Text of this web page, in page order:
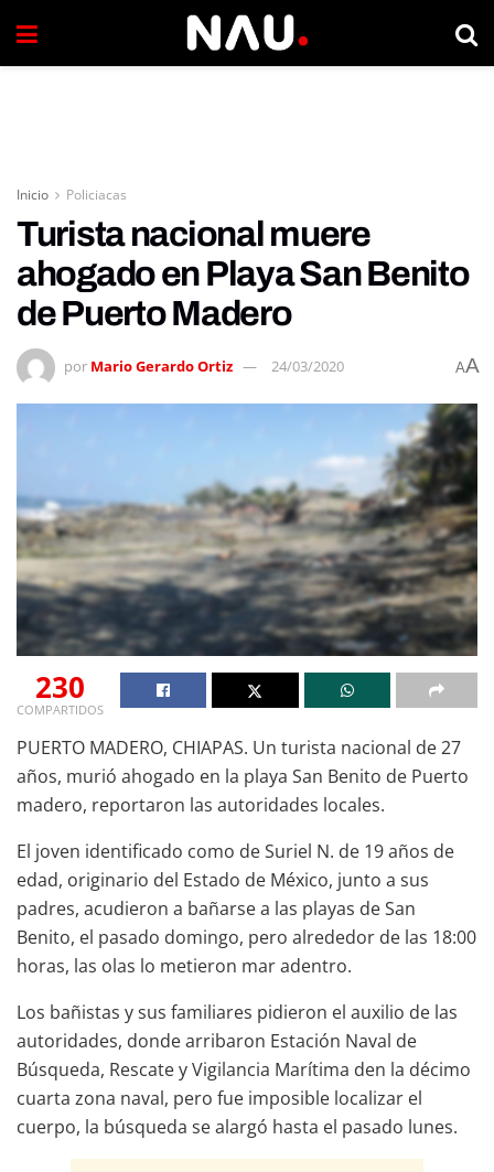
Inicio Policiacas
Turista nacional muere
ahogado en Playa San Benito
de Puerto Madero
por Mario Gerardo Ortiz 24/03/2020 AA
230
COMPARTIDOS
PUERTO MADERO, CHIAPAS. Un turista nacional de 27
años, murió ahogado en la playa San Benito de Puerto
madero, reportaron las autoridades locales.
El joven identificado como de Suriel N. de 19 años de
edad, originario del Estado de México, junto a sus
padres, acudieron a bañarse a las playas de San
Benito, el pasado domingo, pero alrededor de las 18:00
horas, las olas lo metieron mar adentro.
Los bañistas y sus familiares pidieron el auxilio de las
autoridades, donde arribaron Estación Naval de
Búsqueda, Rescate y Vigilancia Marítima den la décimo
cuarta zona naval, pero fue imposible localizar el
cuerpo, la búsqueda se alargó hasta el pasado lunes.